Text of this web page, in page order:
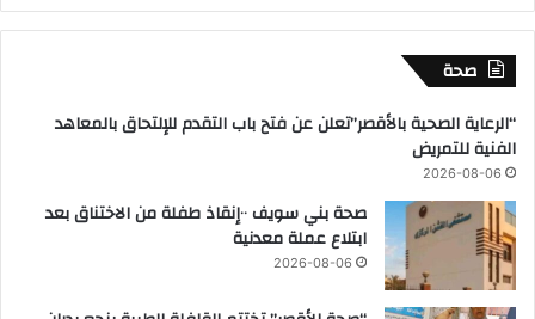
صحة
“الرعاية الصحية بالأقصر”تعلن عن فتح باب التقدم للإلتحاق بالمعاهد
الفنية للتمريض
2026-08-06
صحة بني سويف ٠٠إنقاذ طفلة من الاختناق بعد
ابتلاع عملة معدنية
2026-08-06